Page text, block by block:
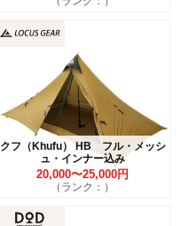
クフ（Khufu） HB フル・メッシ
ュ・インナー込み
20,000〜25,000円
（ランク：）